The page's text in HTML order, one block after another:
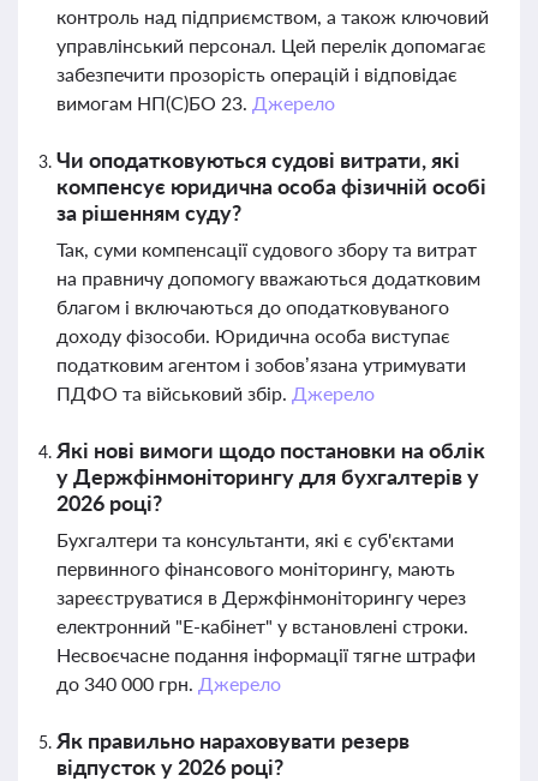
контроль над підприємством, а також ключовий
управлінський персонал. Цей перелік допомагає
забезпечити прозорість операцій і відповідає
вимогам НП(С)БО 23. Джерело
Чи оподатковуються судові витрати, які
компенсує юридична особа фізичній особі
за рішенням суду?
Так, суми компенсації судового збору та витрат
на правничу допомогу вважаються додатковим
благом і включаються до оподатковуваного
доходу фізособи. Юридична особа виступає
податковим агентом і зобов’язана утримувати
ПДФО та військовий збір. Джерело
Які нові вимоги щодо постановки на облік
у Держфінмоніторингу для бухгалтерів у
2026 році?
Бухгалтери та консультанти, які є суб'єктами
первинного фінансового моніторингу, мають
зареєструватися в Держфінмоніторингу через
електронний "Е-кабінет" у встановлені строки.
Несвоєчасне подання інформації тягне штрафи
до 340 000 грн. Джерело
Як правильно нараховувати резерв
відпусток у 2026 році?